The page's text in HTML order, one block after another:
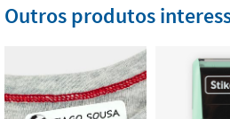
Outros produtos